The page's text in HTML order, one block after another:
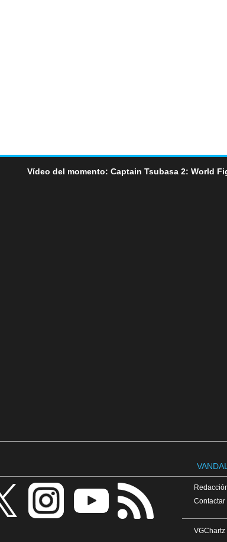
Vídeo del momento: Captain Tsubasa 2: World
VANDAL
Contactar
VGChartz